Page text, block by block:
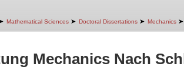
Mathematical Sciences ➤ Doctoral Dissertations ➤ Mechanics ➤
Mechanics Nach